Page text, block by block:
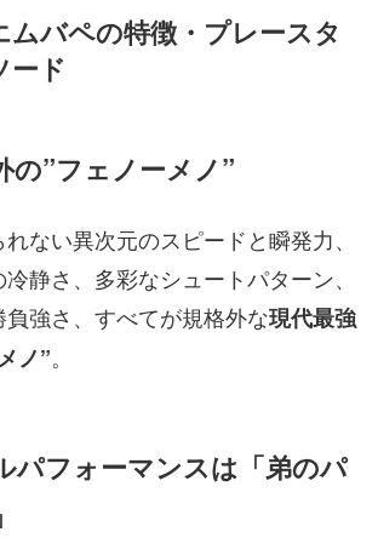
ムバペの特徴・プレースタ
ード
の”フェノーメノ”
ない異次元のスピードと瞬発力、
静さ、多彩なシュートパターン、
強さ、すべてが規格外な現代最強
ノ”。
パフォーマンスは「弟のパ